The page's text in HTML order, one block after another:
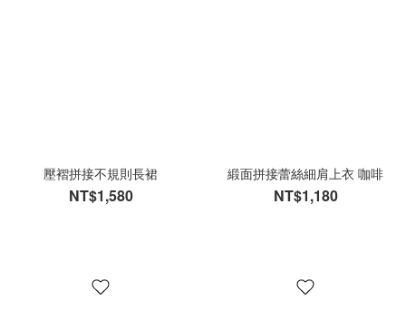
壓褶拼接不規則長裙
NT$1,580
緞面拼接蕾絲細肩上衣 咖啡
NT$1,180